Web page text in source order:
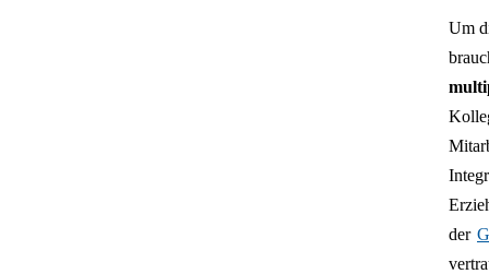
Um
der